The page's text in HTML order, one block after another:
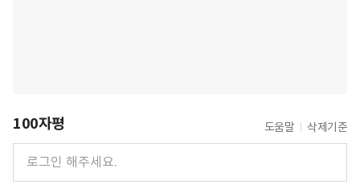
100자평 도움말 삭제기준